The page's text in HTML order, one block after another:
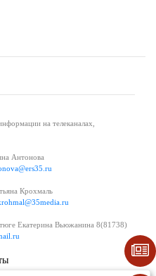
на телеканалах,
Антонова
Крохмаль
Екатерина Вьюжанина 8(81738)